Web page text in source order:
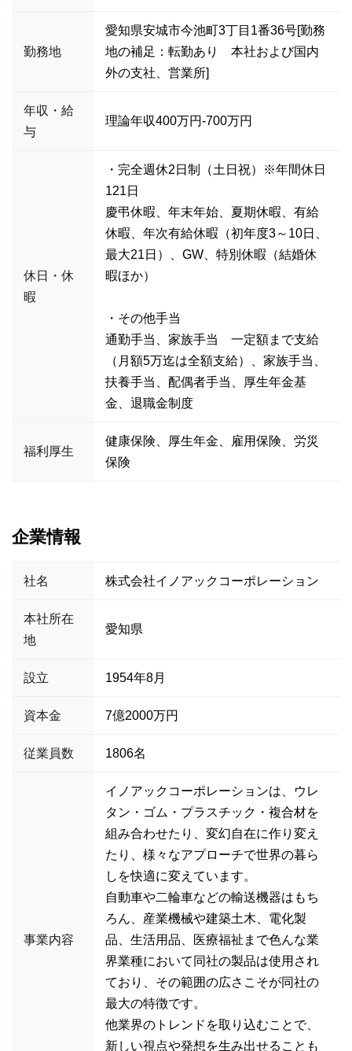
勤務地
愛知県安城市今池町3丁目1番36号[勤務
地の補足：転勤あり 本社および国内
外の支社、営業所]
年収・給
与
理論年収400万円-700万円
休日・休
暇
・完全週休2日制（土日祝）※年間休日
121日
慶弔休暇、年末年始、夏期休暇、有給
休暇、年次有給休暇（初年度3～10日、
最大21日）、GW、特別休暇（結婚休
暇ほか）
・その他手当
通勤手当、家族手当 一定額まで支給
（月額5万迄は全額支給）、家族手当、
扶養手当、配偶者手当、厚生年金基
金、退職金制度
福利厚生
健康保険、厚生年金、雇用保険、労災
保険
企業情報
社名 株式会社イノアックコーポレーション
本社所在
地
愛知県
設立 1954年8月
資本金 7億2000万円
従業員数 1806名
事業内容
イノアックコーポレーションは、ウレ
タン・ゴム・プラスチック・複合材を
組み合わせたり、変幻自在に作り変え
たり、様々なアプローチで世界の暮ら
しを快適に変えています。
自動車や二輪車などの輸送機器はもち
ろん、産業機械や建築土木、電化製
品、生活用品、医療福祉まで色んな業
界業種において同社の製品は使用され
ており、その範囲の広さこそが同社の
最大の特徴です。
他業界のトレンドを取り込むことで、
新しい視点や発想を生み出せることも